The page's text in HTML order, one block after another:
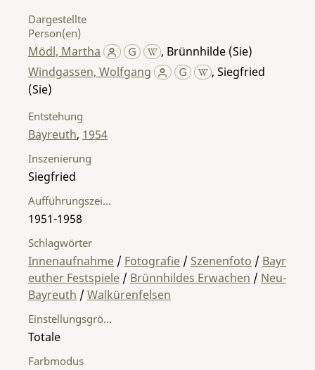
Dargestellte
Person(en)
Mödl, Martha , Brünnhilde (Sie)
Windgassen, Wolfgang
, Siegfried
(Sie)
Entstehung
Bayreuth, 1954
Einstellungsgröße
Totale
Farbmodus
Inszenierung
Siegfried
Aufführungszeitraum
1951-1958
Schlagwörter
Innenaufnahme / Fotografie / Szenenfoto / Bayr
euther Festspiele / Brünnhildes Erwachen / Neu-
Bayreuth / Walkürenfelsen